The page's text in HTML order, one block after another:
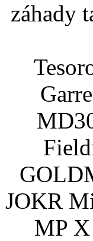
záhady
JOKR
MP